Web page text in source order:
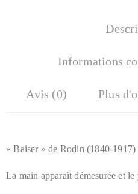
Informations
Avis (0) Plus
« Baiser » de Rodin (1840-1917)
La main apparaît démesurée et